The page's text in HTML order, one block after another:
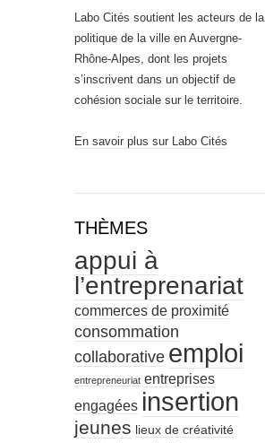
Labo Cités soutient les acteurs de la
politique de la ville en Auvergne-
Rhône-Alpes, dont les projets
s’inscrivent dans un objectif de
cohésion sociale sur le territoire.
En savoir plus sur Labo Cités
THÈMES
appui à
l’entreprenariat
commerces de proximité
consommation
collaborative emploi
entrepreneuriat entreprises
engagées insertion
jeunes lieux de créativité